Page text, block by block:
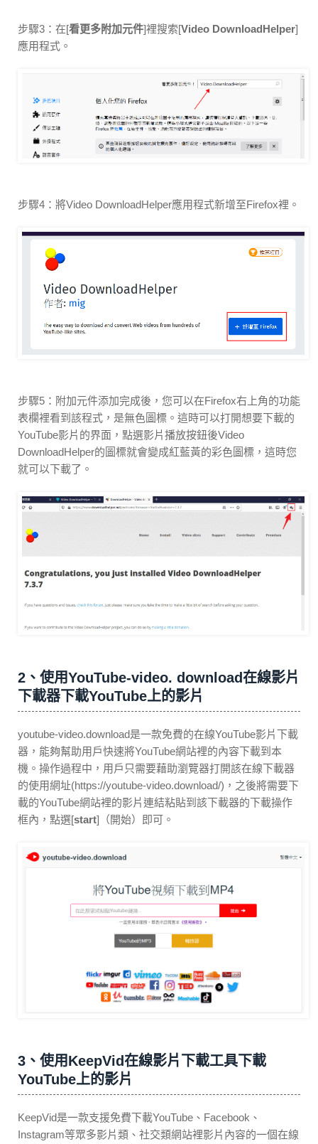
步驟3：在[看更多附加元件]裡搜索[Video DownloadHelper]
應用程式。
步驟4：將Video DownloadHelper應用程式新增至Firefox裡。
步驟5：附加元件添加完成後，您可以在Firefox右上角的功能
表欄裡看到該程式，是無色圖標。這時可以打開想要下載的
YouTube影片的界面，點選影片播放按鈕後Video
DownloadHelper的圖標就會變成紅藍黃的彩色圖標，這時您
就可以下載了。
2、使用YouTube-video. download在線影片
下載器下載YouTube上的影片
youtube-video.download是一款免費的在線YouTube影片下載
器，能夠幫助用戶快速將YouTube網站裡的內容下載到本
機。操作過程中，用戶只需要藉助瀏覽器打開該在線下載器
的使用網址(https://youtube-video.download/)，之後將需要下
載的YouTube網站裡的影片連結粘貼到該下載器的下載操作
框內，點選[start]（開始）即可。
3、使用KeepVid在線影片下載工具下載
YouTube上的影片
KeepVid是一款支援免費下載YouTube、Facebook、
Instagram等眾多影片類、社交類網站裡影片內容的一個在線